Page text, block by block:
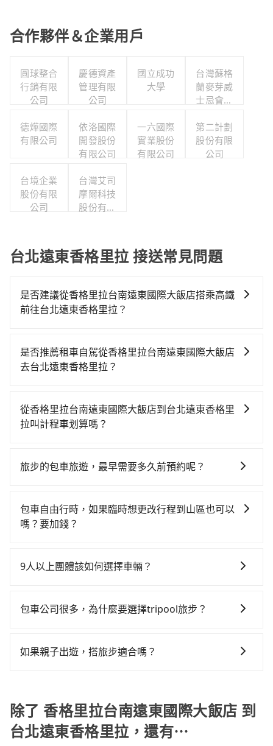
合作夥伴＆企業用戶
圓球整合
行銷有限
公司
慶德資產
管理有限
公司
國立成功
大學
台灣蘇格
蘭麥芽威
士忌會所
公司
德燁國際
有限公司
依洛國際
開發股份
有限公司
一六國際
實業股份
有限公司
第二計劃
股份有限
公司
台境企業
股份有限
公司
台灣艾司
摩爾科技
股份有限
台北遠東香格里拉 接送常見問題
是否建議從香格里拉台南遠東國際大飯店搭乘高鐵
前往台北遠東香格里拉？
東香格里拉，高鐵乘坐舒適、省時、較貴，且難叫計程
車前往高鐵站！從最早06:03一直到22:23，台南-台北一
一輛計程車花費約300元、車程約24分鐘。抵達高鐵站
後，步行進站、現場購票並於月台排隊的時間約15分
等待車站前排班的計程車，搭上小黃後約花16分鐘、車
行，高鐵加轉乘之平均每人花費為1,480元。不過台南市
領有合法執照的計程車僅有4,100多輛，計程車的密度為
小黃司機不按表收費，看乘客是外地人便漫天喊價或恣
確實搭乘高鐵可以比坐車快，但卻要額外支出約160元的
可參考tripool的拼車共乘服務，最多可再節省50%的交
是否推薦租車自駕從香格里拉台南遠東國際大飯店
去台北遠東香格里拉？
時不需要閉目養神（因為要自己開車），最重要的是你
當天就要來回，那在台南路邊可隨租隨借的iRent應該是
里拉台南遠東國際大飯店到台北遠東香格里拉的花費預
的每小時40元路邊停車費用預估進去，但額外的汽車保
險與可能的罰單都需自付。再者，和運的iRent只提供最
七人座或九人座可供選擇，而且無人租車最令人詬病的
透一樣。另外，偶爾也會遇到明明已經預約了時間但上
有不小的風險。最後，雖然路邊隨租隨還看似方便，但
從香格里拉台南遠東國際大飯店到台北遠東香格里
拉叫計程車划算嗎？
灣大車隊、Uber、Line Taxi、Yoxi等，如果在路邊攔不
台一大車隊等叫車看看。依照里程跳錶計算，價格約為
6,295~7,600元間，但如改預約tripool可省高達
雙北的4.6%，也就是說要臨時叫到小黃的難度是台北或
以免當場被坑受騙。綜合以上，無論在價格或服務品質
旅步的包車旅遊，最早需要多久前預約呢？
提供早鳥優惠，您越早預訂就能享有更優惠的價格。所
以不妨趁早訂購，享受更划算的價格。
包車自由行時，如果臨時想更改行程到山區也可以
嗎？要加錢？
旅步可能會根據行經的路線是否超過海拔1500公尺來進
我們會透過Email的方式向您說明收費細節，讓您能更放
9人以上團體該如何選擇車輛？
9人以上之廂型車，其實屬違法。在現行法律下，營業小
中型巴士或大型遊覽車。非法改裝的車輛，不僅與車輛
給賭上。通常人數沒有超過10位，建議預約一台九人座
與一台小轎車比較划算，如人數超過12位就一定是叫一
台中巴比較方便。但也有例外，比方說有些山區或路段
包車公司很多，為什麼要選擇tripool旅步？
以依照您行程人數的需求進行選擇。此外，為確保您的
策，讓您在規劃行程時能更無後顧之憂。無論您是要前
往市區還是郊區，我們都可以為您提供最佳的旅遊體
驗。所以，如果您正在尋找一家可靠的包車公司，
如果親子出遊，搭旅步適合嗎？
出遊時安全更有保障。
除了 香格里拉台南遠東國際大飯店 到
台北遠東香格里拉，還有⋯